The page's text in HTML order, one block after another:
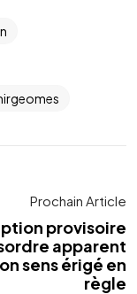
Prochain Article
provisoire
apparent
sens érigé en
règle